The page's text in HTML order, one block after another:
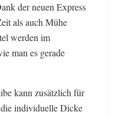
der neuen Express
als auch Mühe
werden im
man es gerade
kann zusätzlich für
individuelle Dicke